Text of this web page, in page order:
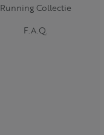
Running Collectie
F.A.Q.